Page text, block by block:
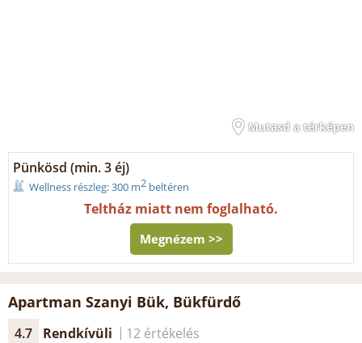
Mutasd a térképen
Pünkösd (min. 3 éj)
Wellness részleg: 300 m2 beltéren
Teltház miatt nem foglalható.
Megnézem >>
Apartman Szanyi Bük, Bükfürdő
4.7 Rendkívüli 12 értékelés